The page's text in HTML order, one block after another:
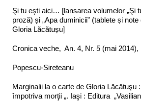
Şi tu eşti aici… [lansarea volumelor „Şi
proză) și „Apa duminicii” (tablete și
Gloria Lăcătușu]
Cronica veche, An. 4, Nr. 5 (mai 2014),
Popescu-Sireteanu
Marginalii la o carte de Gloria Lăcătuşu
împotriva morţii „. Iaşi : Editura